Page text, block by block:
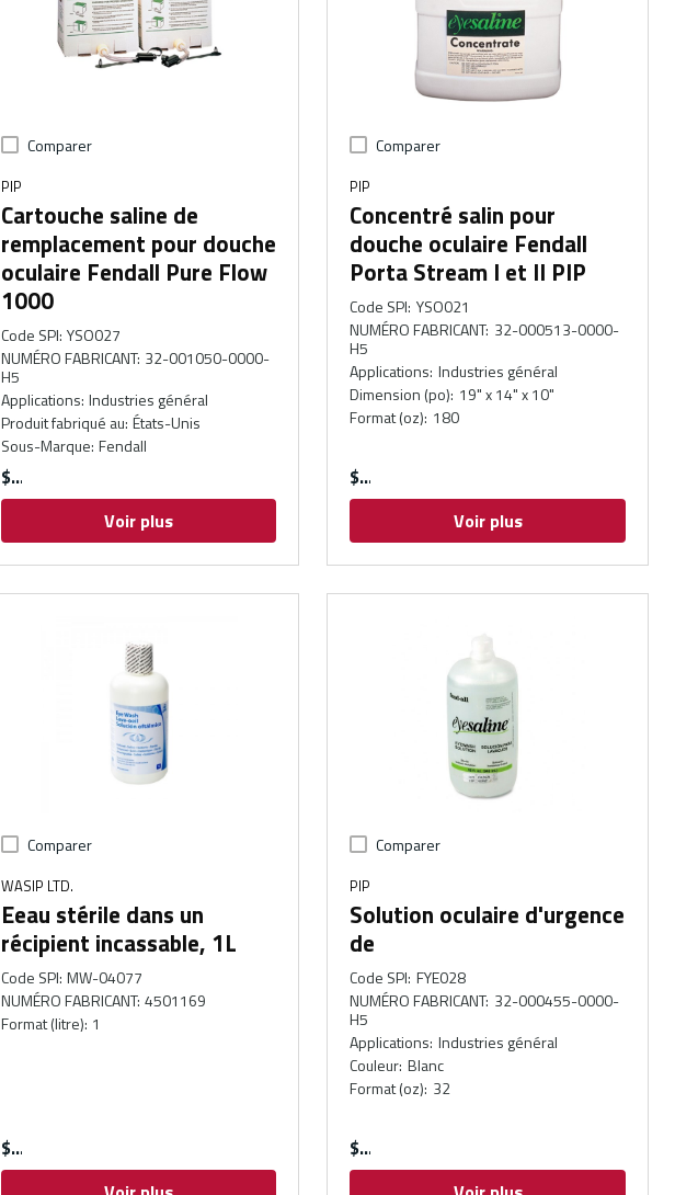
Comparer
PIP
Cartouche saline de
remplacement pour douche
oculaire Fendall Pure Flow
1000
Code SPI: YSO027
NUMÉRO FABRICANT: 32-001050-0000-
H5
Applications: Industries général
Produit fabriqué au: États-Unis
Sous-Marque: Fendall
$
Voir plus
Comparer
PIP
Concentré salin pour
douche oculaire Fendall
Porta Stream I et II PIP
Code SPI: YSO021
NUMÉRO FABRICANT: 32-000513-0000-
H5
Applications: Industries général
Dimension (po): 19" x 14" x 10"
Format (oz): 180
$
Voir plus
Comparer
WASIP LTD.
Eeau stérile dans un
récipient incassable, 1L
Code SPI: MW-04077
NUMÉRO FABRICANT: 4501169
Format (litre): 1
$
Comparer
PIP
Solution oculaire d'urgence
de
Code SPI: FYE028
NUMÉRO FABRICANT: 32-000455-0000-
H5
Applications: Industries général
Couleur: Blanc
Format (oz): 32
$